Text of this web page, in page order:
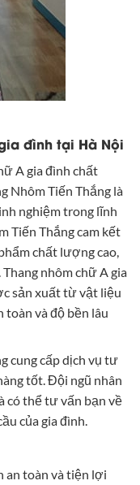
đình tại Hà Nội
A gia đình chất
Nhôm Tiến Thắng là
nghiệm trong lĩnh
Tiến Thắng cam kết
chất lượng cao,
nhôm chữ A gia
sản xuất từ vật liệu
toàn và độ bền lâu
cung cấp dịch vụ tư
tốt. Đội ngũ nhân
có thể tư vấn bạn về
của gia đình.
an toàn và tiện lợi